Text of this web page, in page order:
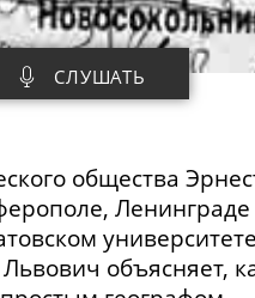
СЛУШАТЬ
общества
Ленинграде
университете
Львович объясняет,